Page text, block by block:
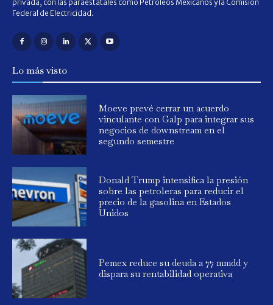
privada, con las paraestatales como Petróleos Mexicanos y la Comisión
Federal de Electricidad.
Lo más visto
Moeve prevé cerrar un acuerdo
vinculante con Galp para integrar sus
negocios de downstream en el
segundo semestre
Donald Trump intensifica la presión
sobre las petroleras para reducir el
precio de la gasolina en Estados
Unidos
Pemex reduce su deuda a 77 mmdd y
dispara su rentabilidad operativa